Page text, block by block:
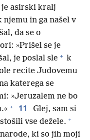
je asirski kralj
njemu in ga našel v
da se o
»Prišel se je
je poslal sle + k
recite Judovemu
katerega se
»Jeruzalem ne bo
+ 11
Glej, sam si
vse dežele. +
ki so jih moji